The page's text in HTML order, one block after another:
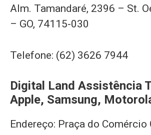
Alm. Tamandaré, 2396 – St.
– GO, 74115-030
Telefone: (62) 3626 7944
Digital Land Assistência
Apple, Samsung,
Endereço: Praça do Comércio